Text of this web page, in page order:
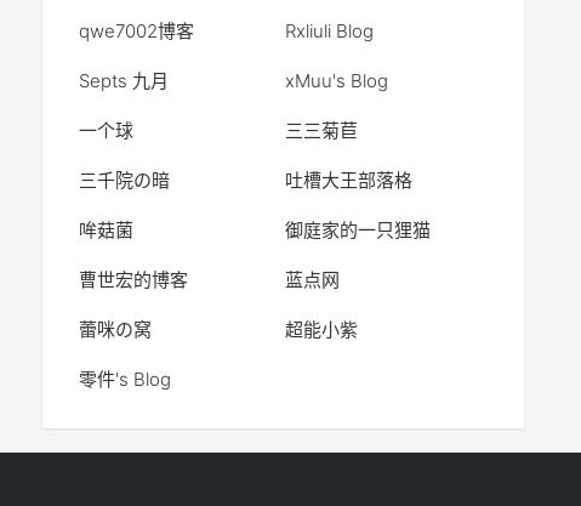
qwe7002博客 Rxliuli Blog
Septs 九月 xMuu's Blog
一个球 三三菊苣
三千院の暗 吐槽大王部落格
哞菇菌 御庭家的一只狸猫
曹世宏的博客 蓝点网
蕾咪の窝 超能小紫
零件's Blog